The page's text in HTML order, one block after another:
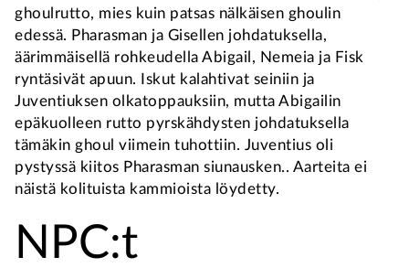
ghoulrutto, mies kuin patsas nälkäisen ghoulin
edessä. Pharasman ja Gisellen johdatuksella,
äärimmäisellä rohkeudella Abigail, Nemeia ja Fisk
ryntäsivät apuun. Iskut kalahtivat seiniin ja
Juventiuksen olkatoppauksiin, mutta Abigailin
epäkuolleen rutto pyrskähdysten johdatuksella
tämäkin ghoul viimein tuhottiin. Juventius oli
pystyssä kiitos Pharasman siunausken.. Aarteita ei
näistä kolituista kammioista löydetty.
NPC:t